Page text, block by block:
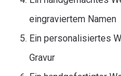
eingraviertem Namen
Ein personalisiertes
Gravur